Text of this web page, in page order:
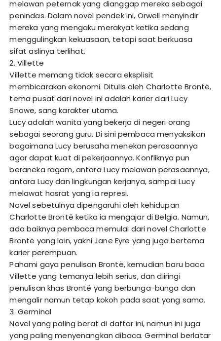
melawan peternak yang dianggap mereka sebagai
penindas. Dalam novel pendek ini, Orwell menyindir
mereka yang mengaku merakyat ketika sedang
menggulingkan kekuasaan, tetapi saat berkuasa
sifat aslinya terlihat.
2. Villette
Villette memang tidak secara eksplisit
membicarakan ekonomi. Ditulis oleh Charlotte Brontë,
tema pusat dari novel ini adalah karier dari Lucy
Snowe, sang karakter utama.
Lucy adalah wanita yang bekerja di negeri orang
sebagai seorang guru. Di sini pembaca menyaksikan
bagaimana Lucy berusaha menekan perasaannya
agar dapat kuat di pekerjaannya. Konfliknya pun
beraneka ragam, antara Lucy melawan perasaannya,
antara Lucy dan lingkungan kerjanya, sampai Lucy
melawat hasrat yang ia represi.
Novel sebetulnya dipengaruhi oleh kehidupan
Charlotte Brontë ketika ia mengajar di Belgia. Namun,
ada baiknya pembaca memulai dari novel Charlotte
Brontë yang lain, yakni Jane Eyre yang juga bertema
karier perempuan.
Pahami gaya penulisan Brontë, kemudian baru baca
Villette yang temanya lebih serius, dan diiringi
penulisan khas Brontë yang berbunga-bunga dan
mengalir namun tetap kokoh pada saat yang sama.
3. Germinal
Novel yang paling berat di daftar ini, namun ini juga
yang paling menyenangkan dibaca. Germinal berlatar